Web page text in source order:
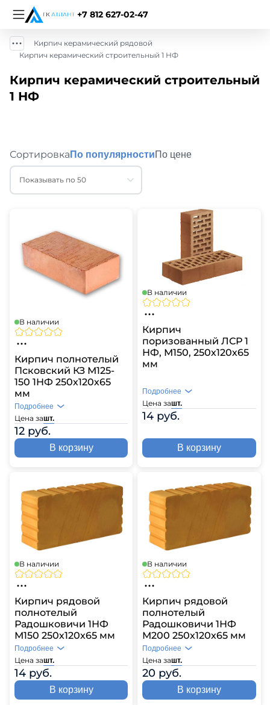
+7 812 627-02-47
Кирпич керамический рядовой
Кирпич керамический строительный 1 НФ
Кирпич керамический строительный
1 НФ
Сортировка По популярностиПо цене
Показывать по 50
В наличии
Кирпич полнотелый
Псковский КЗ М125-
150 1НФ 250х120х65
мм
Цена зашт.
12 руб.
Подробнее
В корзину
В наличии
Кирпич
поризованный ЛСР 1
НФ, М150, 250х120х65
мм
Цена зашт.
14 руб.
Подробнее
В корзину
В наличии
Кирпич рядовой
полнотелый
Радошковичи 1НФ
М150 250х120х65 мм
Цена зашт.
14 руб.
Подробнее
В корзину
В наличии
Кирпич рядовой
полнотелый
Радошковичи 1НФ
М200 250х120х65 мм
Цена зашт.
20 руб.
Подробнее
В корзину